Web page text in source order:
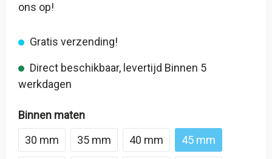
ons op!
Gratis verzending!
Direct beschikbaar, levertijd Binnen 5
werkdagen
Binnen maten
30 mm
35 mm 40 mm 45 mm